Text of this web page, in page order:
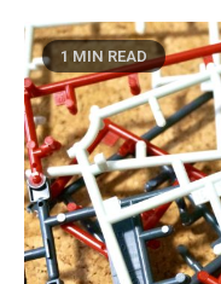
1 MIN READ